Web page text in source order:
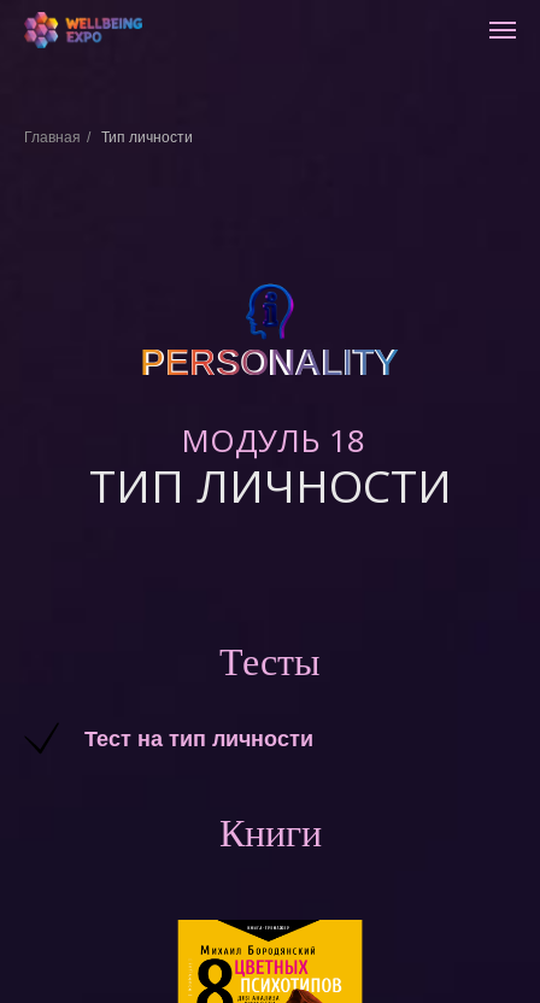
Главная / Тип личности
PERSONALITY
PERSONALITY
ТИП ЛИЧНОСТИ
МОДУЛЬ 18
Тесты
Тест на тип личности
Книги